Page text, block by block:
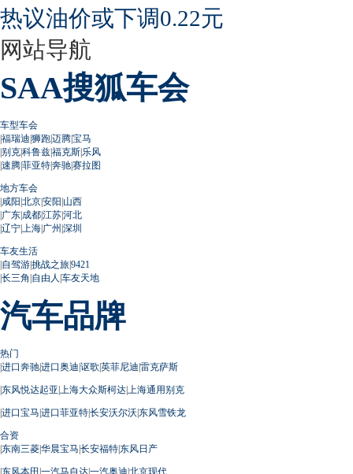
热议油价或下调0.22元
网站导航
SAA搜狐车会
车型车会
|福瑞迪|狮跑|迈腾|宝马
|别克|科鲁兹|福克斯|乐风
|速腾|菲亚特|奔驰|赛拉图
地方车会
|咸阳|北京|安阳|山西
|广东|成都|江苏|河北
|辽宁| 上海|广州 |深圳
车友生活
|自驾游|挑战之旅|9421
|长三角 |自由人 |车友天地
汽车品牌
热门
|进口奔驰|进口奥迪|讴歌|英菲尼迪|雷克萨斯
|东风悦达起亚| 上海大众斯柯达| 上海通用别克
|进口宝马|进口菲亚特|长安沃尔沃|东风雪铁龙
合资
|东南三菱|华晨宝马|长安福特|东风日产
|东风本田 |一汽马自达|一汽奥迪|北京现代